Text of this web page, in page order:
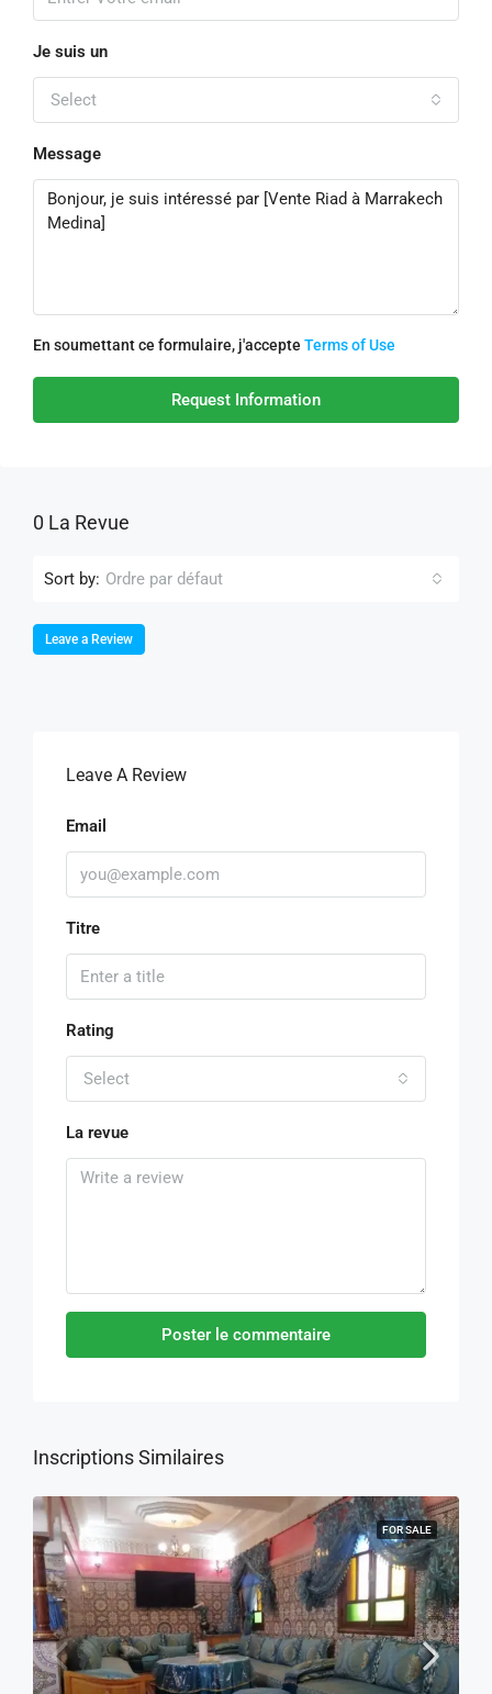
Je suis un
Select
Message
En soumettant ce formulaire, j'accepte Terms of Use
Request Information
0 La Revue
Sort by: Ordre par défaut
Leave a Review
Leave A Review
Email
Titre
Rating
Select
La revue
Poster le commentaire
Inscriptions Similaires
FOR SALE